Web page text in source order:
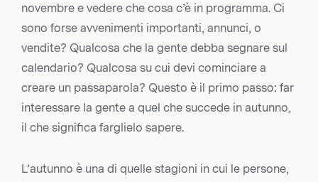
novembre e vedere che cosa c’è in programma. Ci
sono forse avvenimenti importanti, annunci, o
vendite? Qualcosa che la gente debba segnare sul
calendario? Qualcosa su cui devi cominciare a
creare un passaparola? Questo è il primo passo: far
interessare la gente a quel che succede in autunno,
il che significa farglielo sapere.
L’autunno è una di quelle stagioni in cui le persone,